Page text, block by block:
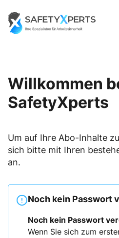
content
Go to landing page.
Willkommen
SafetyXperts
Um auf Ihre Abo-Inhalte
sich bitte mit Ihren
an.
Noch kein Passwort
Noch kein Passwort
Wenn Sie sich zum